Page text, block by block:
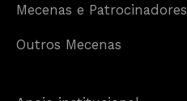
Mecenas e Patrocinadores
Outros Mecenas